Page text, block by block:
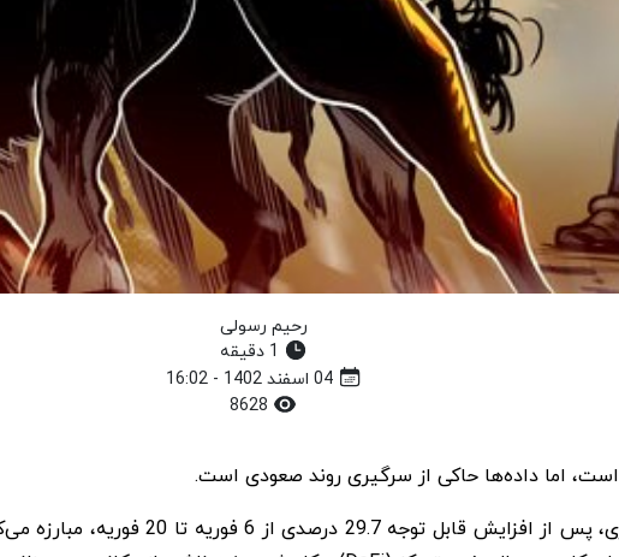
رحیم رسولی
04 اسفند 1402 - 16:02